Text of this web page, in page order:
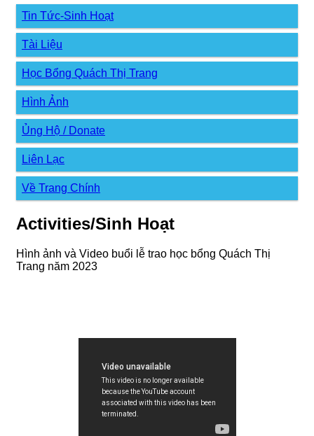
Tin Tức-Sinh Hoạt
Tài Liệu
Học Bổng Quách Thị Trang
Hình Ảnh
Ủng Hộ / Donate
Liên Lạc
Về Trang Chính
Activities/Sinh Hoạt
Hình ảnh và Video buổi lễ trao học bổng Quách Thị
Trang năm 2023